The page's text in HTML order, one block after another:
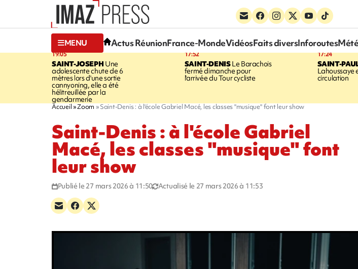
MENU Actus RéunionFrance-MondeVidéosFaits diversInforoutes
19:05
SAINT-JOSEPHUne
adolescente chute de 6
mètres lors d'une sortie
cannyoning, elle a été
hélitreuillée par la
gendarmerie
17:52
SAINT-DENISLe Barachois
fermé dimanche pour
l'arrivée du Tour cycliste
17:24
SAINT-
Lahoussaye
circulation
Accueil Zoom Saint-Denis : à l'école Gabriel Macé, les classes "musique" font leur show
Saint-Denis : à l'école Gabriel
Macé, les classes "musique" font
leur show
Publié le 27 mars 2026 à 11:50 Actualisé le 27 mars 2026 à 11:53